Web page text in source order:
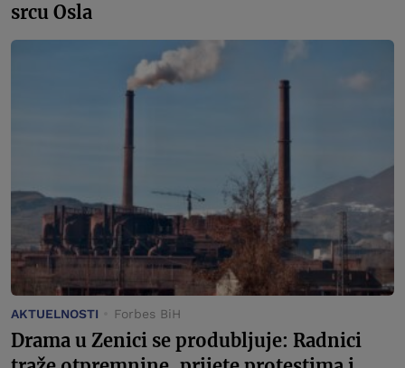
srcu Osla
AKTUELNOSTI Forbes BiH
Drama u Zenici se produbljuje: Radnici